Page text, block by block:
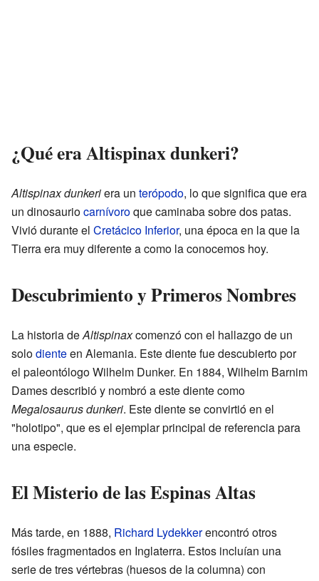
¿Qué era Altispinax dunkeri?
Altispinax dunkeriera un terópodo, lo que significa que era
un dinosauriocarnívoroque caminaba sobre dos patas.
Vivió durante el Cretácico Inferior, una época en la que la
Tierra era muy diferente a como la conocemos hoy.
Descubrimiento y Primeros Nombres
La historia deAltispinaxcomenzó con el hallazgo de un
solodienteen Alemania. Este diente fue descubierto por
el paleontólogo Wilhelm Dunker. En 1884, Wilhelm Barnim
Dames describió y nombró a este diente como
Megalosaurus dunkeri. Este diente se convirtió en el
"holotipo", que es el ejemplar principal de referencia para
una especie.
El Misterio de las Espinas Altas
Más tarde, en 1888, Richard Lydekkerencontró otros
fósiles fragmentados en Inglaterra. Estos incluían una
serie de tres vértebras (huesos de la columna) con